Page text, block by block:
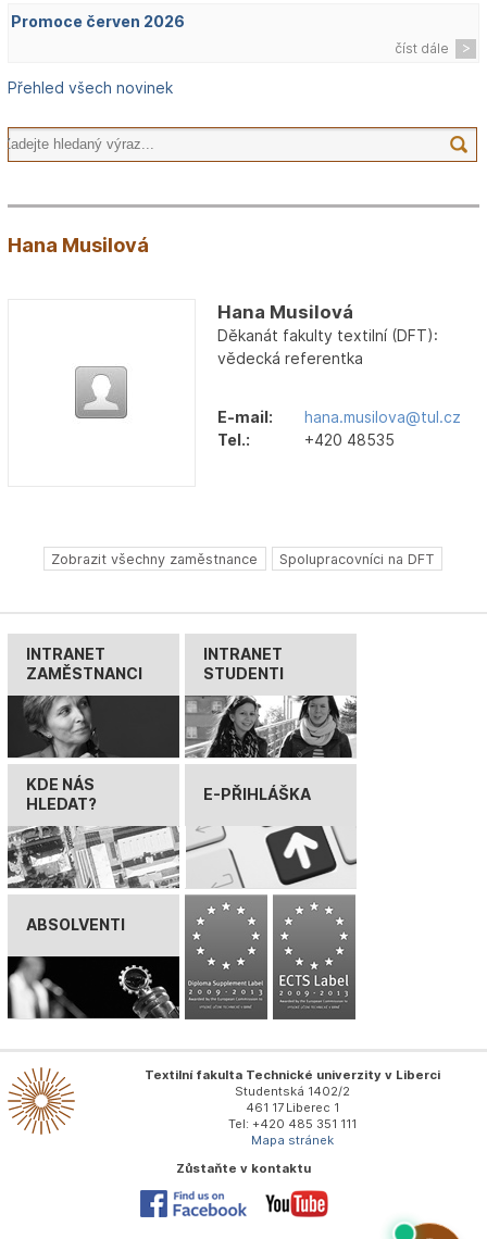
Promoce červen 2026
číst dále
Přehled všech novinek
Hana Musilová
Hana Musilová
Děkanát fakulty textilní (DFT):
vědecká referentka
E-mail:
hana.musilova@tul.cz
Tel.:
+420 48535
Zobrazit všechny zaměstnance Spolupracovníci na DFT
INTRANET
ZAMĚSTNANCI
INTRANET
STUDENTI
KDE NÁS
HLEDAT?
E-PŘIHLÁŠKA
ABSOLVENTI
Textilní fakulta Technické univerzity v Liberci
Studentská 1402/2
461 17 Liberec 1
Tel: +420 485 351 111
Mapa stránek
Zůstaňte v kontaktu